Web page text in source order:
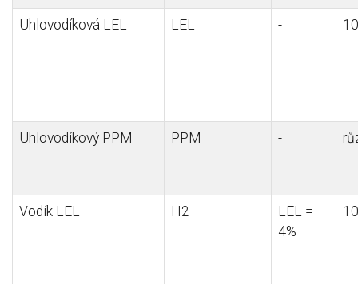
Uhlovodíková LEL LEL -
Uhlovodíkový PPM PPM -
Vodík LEL H2
LEL =
4%